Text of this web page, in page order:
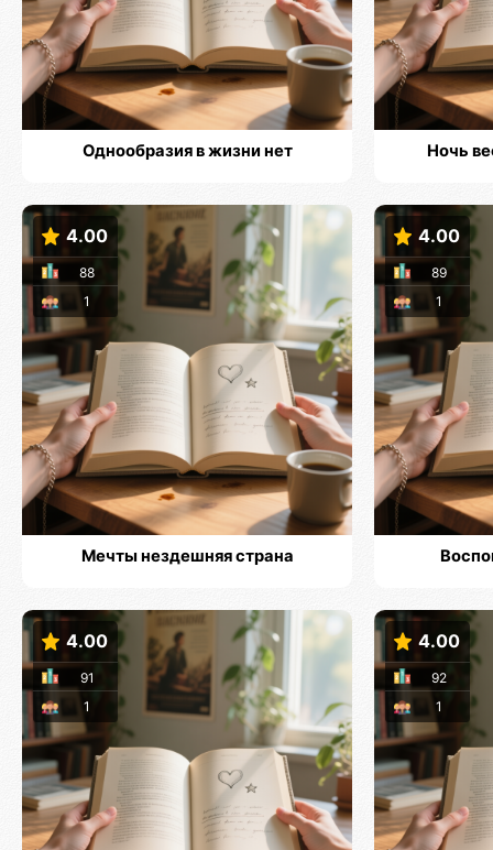
Однообразия в жизни нет Ночь
4.00
1
88
Мечты нездешняя страна
4.00
1
89
4.00
1
91
4.00
1
92